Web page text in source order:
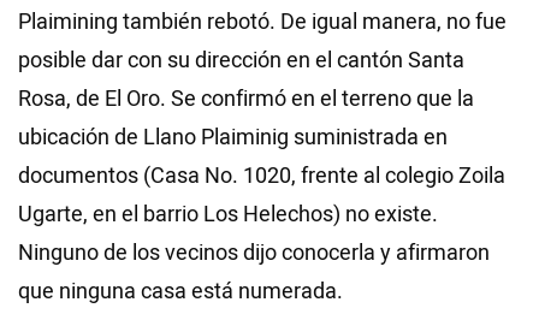
Plaimining también rebotó. De igual manera, no fue
posible dar con su dirección en el cantón Santa
Rosa, de El Oro. Se confirmó en el terreno que la
ubicación de Llano Plaiminig suministrada en
documentos (Casa No. 1020, frente al colegio Zoila
Ugarte, en el barrio Los Helechos) no existe.
Ninguno de los vecinos dijo conocerla y afirmaron
que ninguna casa está numerada.